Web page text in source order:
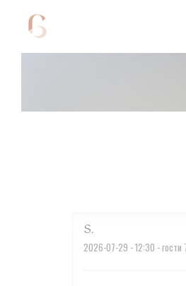
Панель управления cookies
S
2026-07-29 - 12:30 - гости